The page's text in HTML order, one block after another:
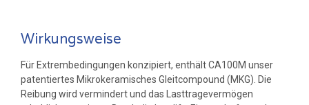
Wirkungsweise
Für Extrembedingungen konzipiert, enthält CA100M unser
patentiertes Mikrokeramisches Gleitcompound (MKG). Die
Reibung wird vermindert und das Lasttragevermögen